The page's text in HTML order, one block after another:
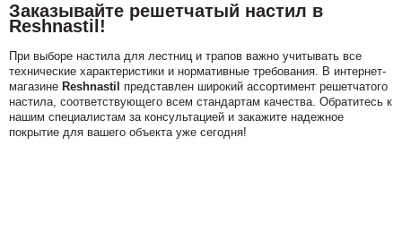
Заказывайте решетчатый настил в
Reshnastil!
При выборе настила для лестниц и трапов важно учитывать все
технические характеристики и нормативные требования. В интернет-
магазине Reshnastil
представлен широкий ассортимент решетчатого
настила, соответствующего всем стандартам качества. Обратитесь к
нашим специалистам за консультацией и закажите надежное
покрытие для вашего объекта уже сегодня!